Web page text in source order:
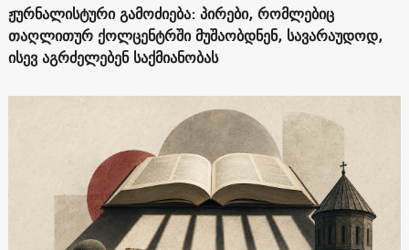
ჟურნალისტური გამოძიება: პირები, რომლებიც
თაღლითურ ქოლცენტრში მუშაობდნენ, სავარაუდოდ,
ისევ აგრძელებენ საქმიანობას